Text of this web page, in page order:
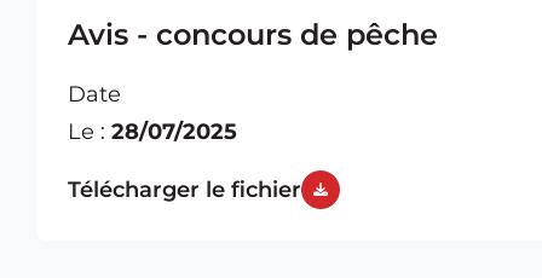
Avis - concours de pêche
Date
Le : 28/07/2025
Télécharger le fichier